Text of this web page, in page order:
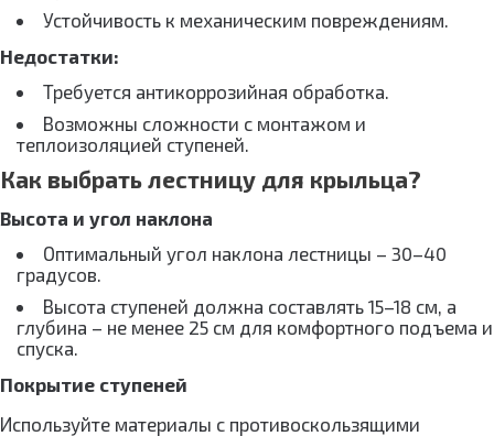
Устойчивость к механическим повреждениям.
Недостатки:
Требуется антикоррозийная обработка.
Возможны сложности с монтажом и
теплоизоляцией ступеней.
Как выбрать лестницу для крыльца?
Высота и угол наклона
Оптимальный угол наклона лестницы – 30–40
градусов.
Высота ступеней должна составлять 15–18 см, а
глубина – не менее 25 см для комфортного подъема и
спуска.
Покрытие ступеней
Используйте материалы с противоскользящими